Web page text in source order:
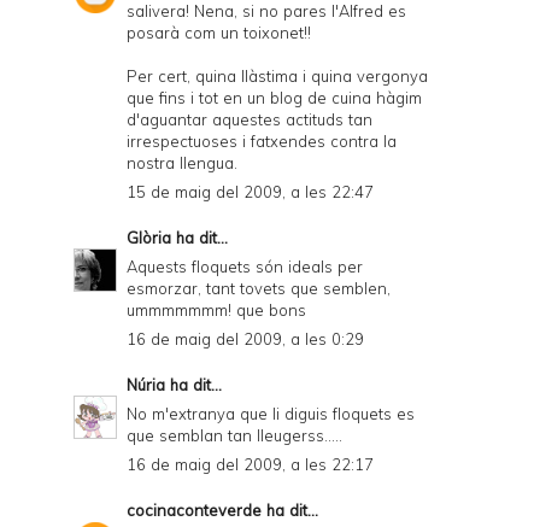
salivera! Nena, si no pares l'Alfred es
posarà com un toixonet!!
Per cert, quina llàstima i quina vergonya
que fins i tot en un blog de cuina hàgim
d'aguantar aquestes actituds tan
irrespectuoses i fatxendes contra la
nostra llengua.
15 de maig del 2009, a les 22:47
Glòria ha dit...
Aquests floquets són ideals per
esmorzar, tant tovets que semblen,
ummmmmmm! que bons
16 de maig del 2009, a les 0:29
Núria ha dit...
No m'extranya que li diguis floquets es
que semblan tan lleugerss.....
16 de maig del 2009, a les 22:17
cocinaconteverde ha dit...